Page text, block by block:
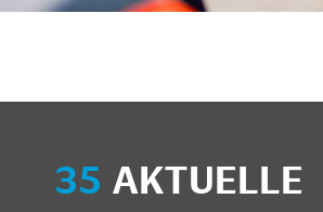
35 AKTUELLE